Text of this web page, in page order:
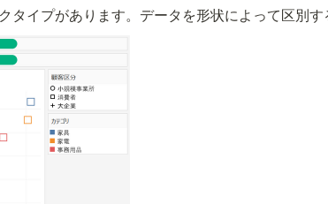
タイプがあります。データを形状によって区別す